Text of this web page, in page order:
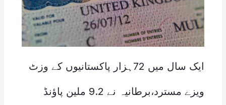
ایک سال میں 72ہزار پاکستانیوں کے وزٹ
ویزے مسترد،برطانیہ نے 9.2 ملین پاؤنڈ